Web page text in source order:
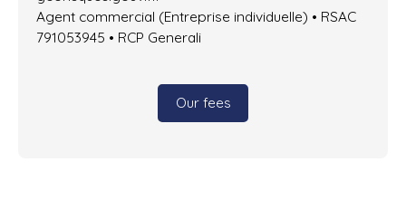
Agent commercial (Entreprise individuelle) • RSAC
791053945 • RCP Generali
Our fees